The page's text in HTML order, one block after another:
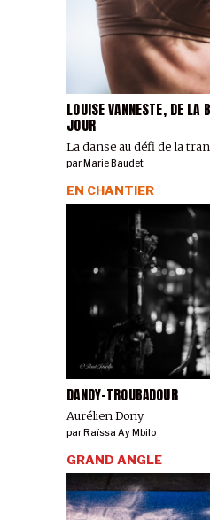
LOUISE VANNESTE, DE LA
JOUR
La danse au défi de la
parMarie Baudet
DANDY-TROUBADOUR
Aurélien Dony
EN CHANTIER
par Raïssa Ay Mbilo
GRAND ANGLE